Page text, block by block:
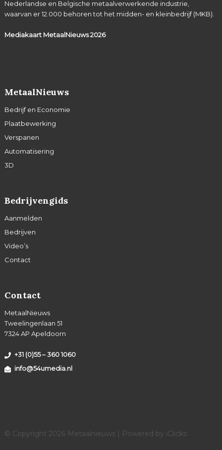
Nederlandse en Belgische metaalverwerkende industrie,
waarvan er 12.000 behoren tot het midden- en kleinbedrijf (MKB).
Mediakaart MetaalNieuws2026
MetaalNieuws
Bedrijf en Economie
Plaatbewerking
Verspanen
Automatisering
3D
Bedrijvengids
Aanmelden
Bedrijven
Video’s
Contact
Contact
MetaalNieuws
Tweelingenlaan 51
7324 AP Apeldoorn
+31 (0)55 – 360 1060
info@54umedia.nl
© Copyright 2026 Metaalnieuws | Powered by iClicks